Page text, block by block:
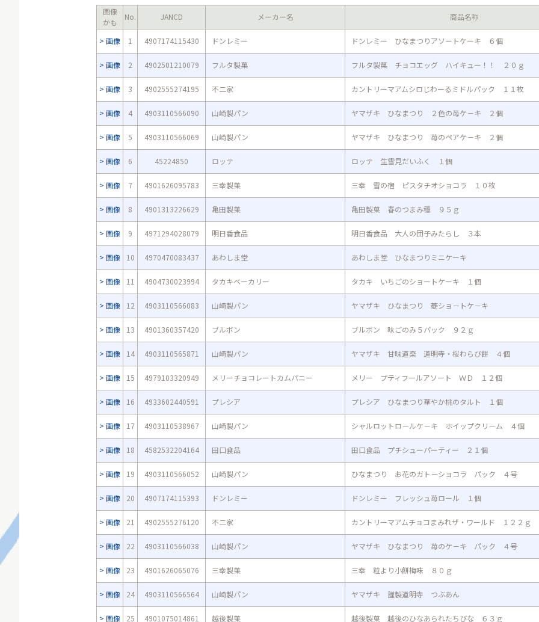
画像
かも
No. JANCD メーカー名 商品名称
画像 1 4907174115430 ドンレミー ドンレミー ひなまつりアソートケーキ ６個
画像 2 4902501210079 フルタ製菓 フルタ製菓 チョコエッグ ハイキュー！！ ２０ｇ
画像 3 4902555274195 不二家 カントリーマアムシロじわーるミドルパック １１枚
画像 4 4903110566090 山崎製パン ヤマザキ ひなまつり ２色の苺ケ－キ ２個
画像 5 4903110566069 山崎製パン ヤマザキ ひなまつり 苺のペアケ－キ ２個
画像 6 45224850 ロッテ ロッテ 生雪見だいふく １個
画像 7 4901626095783 三幸製菓 三幸 雪の宿 ピスタチオショコラ １０枚
画像 8 4901313226629 亀田製菓 亀田製菓 春のつまみ種 ９５ｇ
画像 9 4971294028079 明日香食品 明日香食品 大人の団子みたらし ３本
画像 10 4970470083437 あわしま堂 あわしま堂 ひなまつりミニケーキ
画像 11 4904730023994 タカキベーカリー タカキ いちごのショートケーキ １個
画像 12 4903110566083 山崎製パン ヤマザキ ひなまつり 菱ショ－トケ－キ
画像 13 4901360357420 ブルボン ブルボン 味ごのみ５パック ９２ｇ
画像 14 4903110565871 山崎製パン ヤマザキ 甘味道楽 道明寺・桜わらび餅 ４個
画像 15 4979103320949 メリーチョコレートカムパニー メリー プティフールアソート ＷＤ １２個
画像 16 4933602440591 プレシア プレシア ひなまつり華やか桃のタルト １個
画像 17 4903110538967 山崎製パン シャルロットロ－ルケ－キ ホイップクリ－ム ４個
画像 18 4582532204164 田口食品 田口食品 プチシューパーティー ２１個
画像 19 4903110566052 山崎製パン ひなまつり お花のガト－ショコラ パック ４号
画像 20 4907174115393 ドンレミー ドンレミー フレッシュ苺ロール １個
画像 21 4902555276120 不二家 カントリーマアムチョコまみれザ・ワールド １２２ｇ
画像 22 4903110566038 山崎製パン ヤマザキ ひなまつり 苺のケ－キ パック ４号
画像 23 4901626065076 三幸製菓 三幸 粒より小餅梅味 ８０ｇ
画像 24 4903110566564 山崎製パン ヤマザキ 謹製道明寺 つぶあん
画像 25 4901075014861 越後製菓 越後製菓 越後のひなあられたちびな ６３ｇ